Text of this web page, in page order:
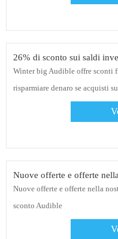
26% di sconto sui saldi
Winter big Audible offre sconti
risparmiare denaro se acquisti
Nuove offerte e offerte
Nuove offerte e offerte nella
sconto Audible